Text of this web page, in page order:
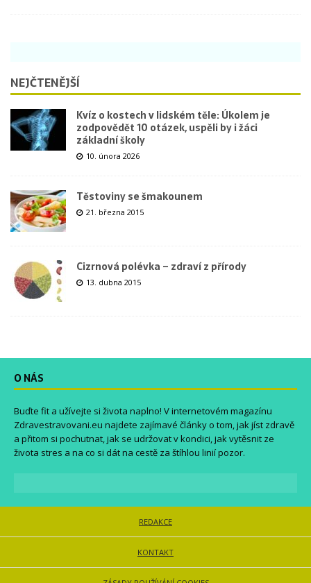
NEJČTENĚJŠÍ
Kvíz o kostech v lidském těle: Úkolem je
zodpovědět 10 otázek, uspěli by i žáci
základní školy
10. února 2026
Těstoviny se šmakounem
21. března 2015
Cizrnová polévka – zdraví z přírody
13. dubna 2015
O NÁS
Buďte fit a užívejte si života naplno! V internetovém magazínu
Zdravestravovani.eu najdete zajímavé články o tom, jak jíst zdravě
a přitom si pochutnat, jak se udržovat v kondici, jak vytěsnit ze
života stres a na co si dát na cestě za štíhlou linií pozor.
REDAKCE
KONTAKT